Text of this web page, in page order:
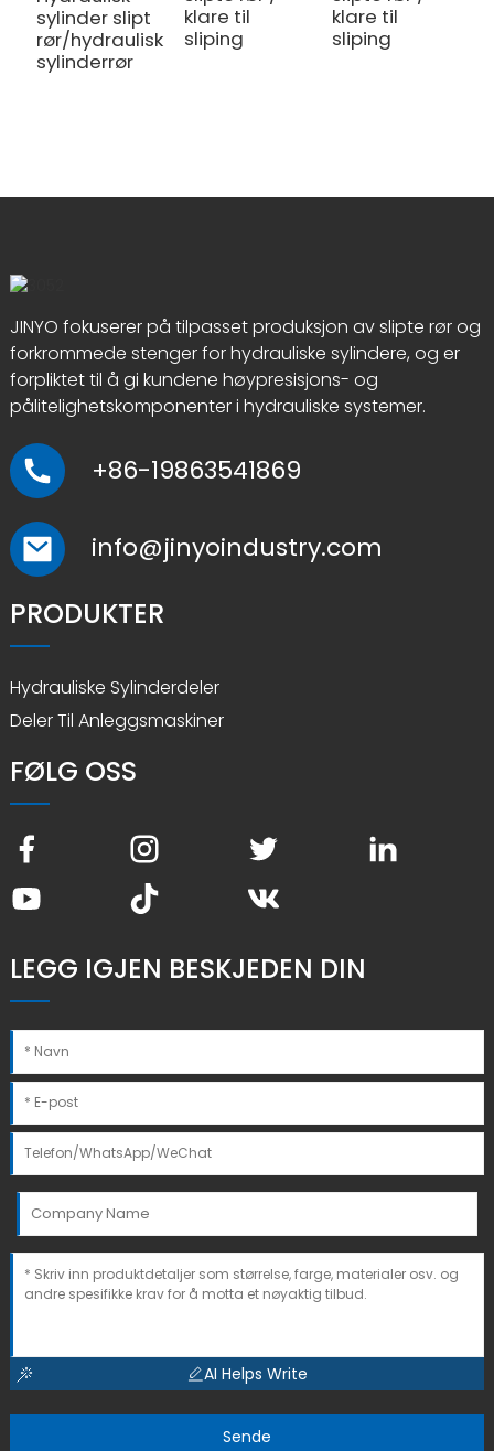
sylinder slipt
rør/hydraulisk
sylinderrør
klare til
sliping
klare til
sliping
JINYO fokuserer på tilpasset produksjon av slipte rør og
forkrommede stenger for hydrauliske sylindere, og er
forpliktet til å gi kundene høypresisjons- og
pålitelighetskomponenter i hydrauliske systemer.
+86-19863541869
info@jinyoindustry.com
PRODUKTER
Hydrauliske Sylinderdeler
Deler Til Anleggsmaskiner
FØLG OSS
LEGG IGJEN BESKJEDEN DIN
AI Helps Write
Sende